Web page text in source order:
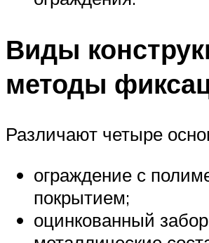
Виды
методы
Различают четыре
ограждение с
покрытием;
оцинкованный